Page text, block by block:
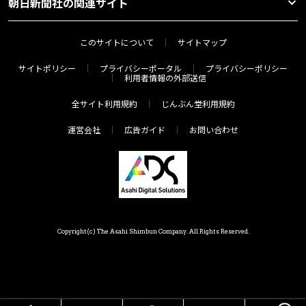
このサイトについて サイトマップ
サイトポリシー プライバシーポータル
プライバシーポリシー
利用者情報の外部送信
全サイト利用規約 じんぶん堂利用規約
運営会社 広告ガイド お問い合わせ
Copyright(c) The Asahi Shimbun Company. All Rights Reserved.